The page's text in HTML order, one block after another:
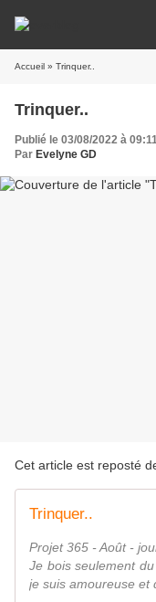
Accueil » Trinquer..
Trinquer..
Publié le 03/08/2022 à
Par Evelyne GD
Cet article est reposté
Trinquer..
Projet 365 - Août -
Je bois seulement
je suis amoureuse et